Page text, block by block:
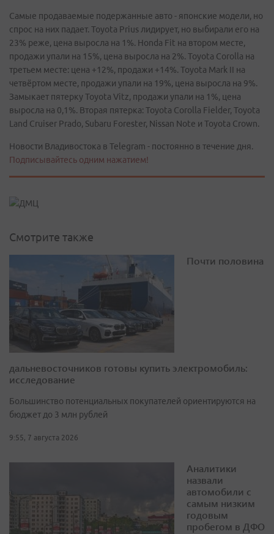
Самые продаваемые подержанные авто - японские модели, но
спрос на них падает. Toyota Prius лидирует, но выбирали его на
23% реже, цена выросла на 1%. Honda Fit на втором месте,
продажи упали на 15%, цена выросла на 2%. Toyota Corolla на
третьем месте: цена +12%, продажи +14%. Toyota Mark II на
четвёртом месте, продажи упали на 19%, цена выросла на 9%.
Замыкает пятерку Toyota Vitz, продажи упали на 1%, цена
выросла на 0,1%. Вторая пятерка: Toyota Corolla Fielder, Toyota
Land Cruiser Prado, Subaru Forester, Nissan Note и Toyota Crown.
Новости Владивостока в Telegram - постоянно в течение дня.
Подписывайтесь одним нажатием!
Смотрите также
Почти половина
дальневосточников готовы купить электромобиль:
исследование
Большинство потенциальных покупателей ориентируются на
бюджет до 3 млн рублей
9:55, 7 августа 2026
Аналитики
назвали
автомобили с
самым низким
годовым
пробегом в ДФО